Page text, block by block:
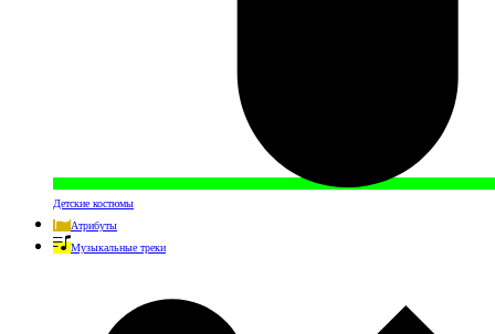
Детские костюмы
Атрибуты
Музыкальные треки